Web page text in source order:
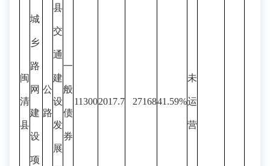
闽
清
县
城
乡
路
网
建
设
项
公
路
县
交
通
建
设
发
展
一
般
债
券
113002017.7 2716841.59%
未
运
营